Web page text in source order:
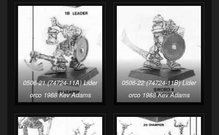
0506-21 (74724-11A) Lider
orco 1988 Kev Adams
0506-22 (74724-11B) Lider
orco 1988 Kev Adams